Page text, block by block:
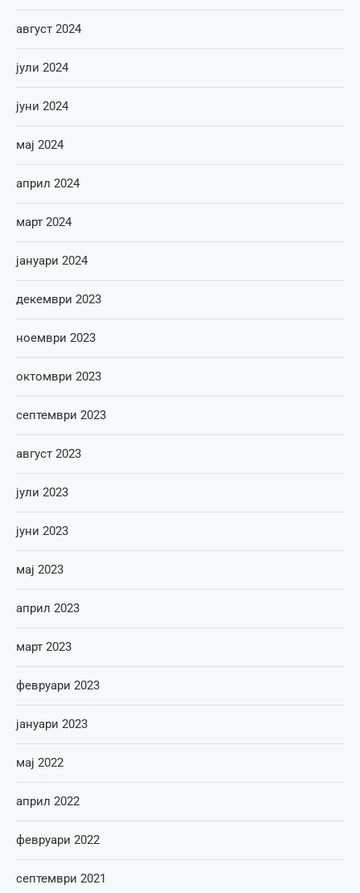
август 2024
јули 2024
јуни 2024
мај 2024
април 2024
март 2024
јануари 2024
декември 2023
ноември 2023
октомври 2023
септември 2023
август 2023
јули 2023
јуни 2023
мај 2023
април 2023
март 2023
февруари 2023
јануари 2023
мај 2022
април 2022
февруари 2022
септември 2021